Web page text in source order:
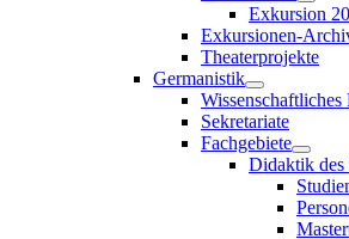
Exkursion
Exkursionen-
Theaterprojekte
Germanistik
Wissenschaftliches
Sekretariate
Fachgebiete
Didaktik des